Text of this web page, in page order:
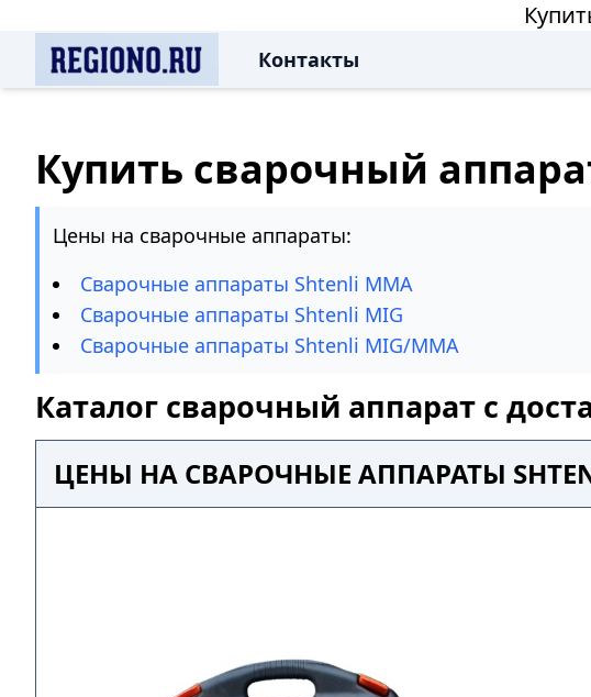
Контакты
Купить сварочный
Цены на сварочные аппараты:
Сварочные аппараты Shtenli MMA
Сварочные аппараты Shtenli MIG
Сварочные аппараты Shtenli MIG/MMA
Каталог сварочный аппарат с
ЦЕНЫ НА СВАРОЧНЫЕ АППАРАТЫ